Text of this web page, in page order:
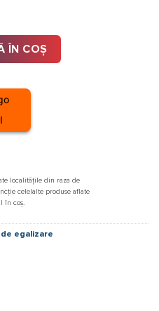
219 FOME 6931 30 m³/h -
ÎN COȘ
localitățile din raza de
celelalte produse aflate
în coș.
egalizare